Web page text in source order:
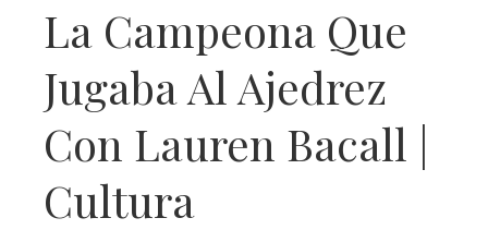
La Campeona Que
Jugaba Al Ajedrez
Con Lauren Bacall |
Cultura